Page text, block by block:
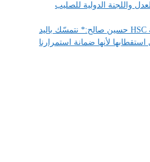
واللجنة الدولية للصليب
رئيس مجلس إدارة شركة HSC حسين صالح:* نتمسّك باليد
استقطابها لأنها ضمانة استمرارنا